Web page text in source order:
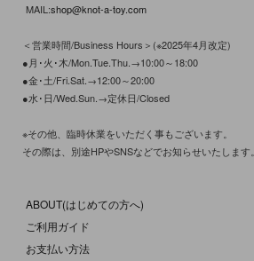
MAIL:shop@knot-a-toy.com
＜営業時間/Business Hours＞(※2025年4月改定)
●月･火･木/Mon.Tue.Thu.→10:00～18:00
●金･土/Fri.Sat.→12:00～20:00
●水･日/Wed.Sun.→定休日/Closed
※その他、臨時休業をいただく事もございます。
その際は、別途HPやSNSなどでお知らせいたします。
ABOUT(はじめての方へ)
ご利用ガイド
お支払い方法